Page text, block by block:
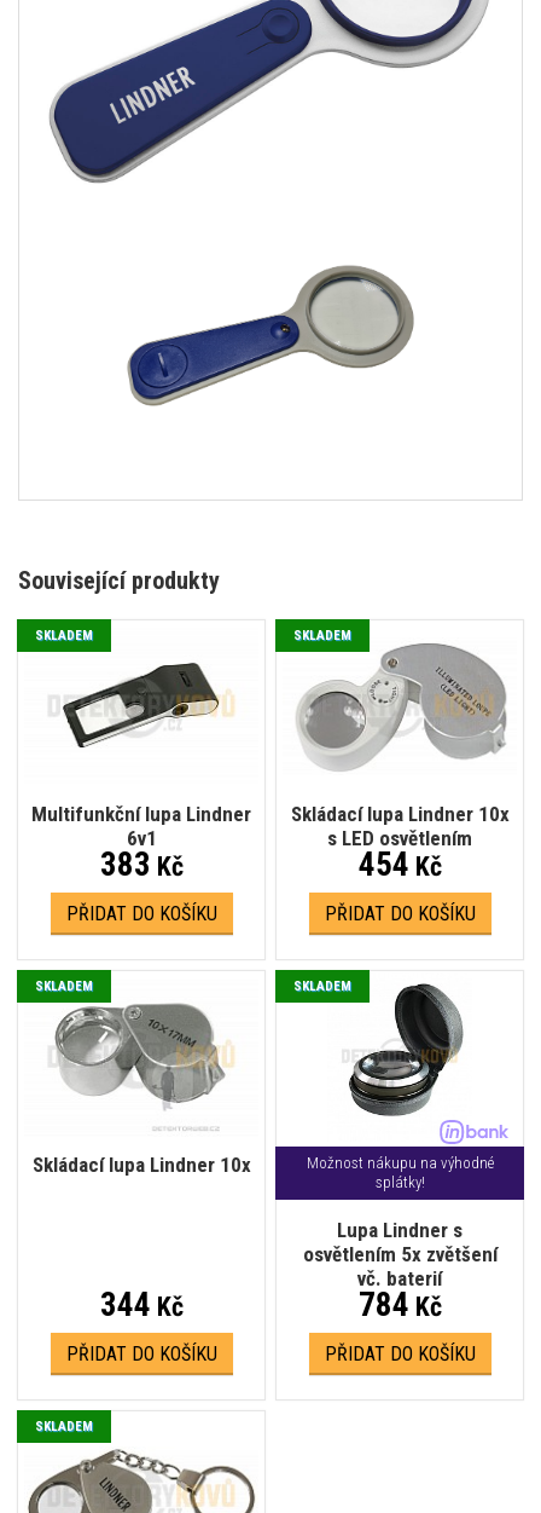
Související produkty
Multifunkční lupa Lindner
6v1
SKLADEM
383 Kč
PŘIDAT DO KOŠÍKU
Skládací lupa Lindner 10x
s LED osvětlením
SKLADEM
454 Kč
PŘIDAT DO KOŠÍKU
Skládací lupa Lindner 10x
SKLADEM
344 Kč
PŘIDAT DO KOŠÍKU
Možnost nákupu na výhodné
splátky!
Lupa Lindner s
osvětlením 5x zvětšení
vč. baterií
SKLADEM
784 Kč
PŘIDAT DO KOŠÍKU
SKLADEM